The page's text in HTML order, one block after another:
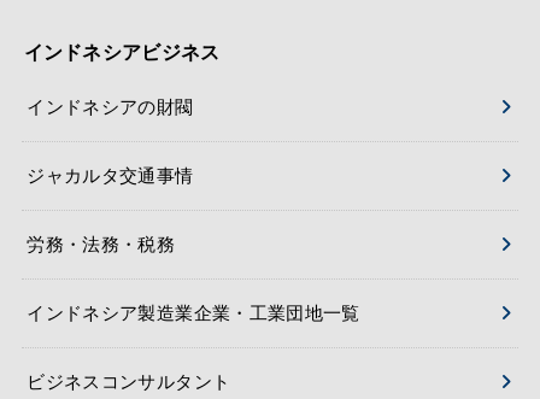
インドネシアビジネス
インドネシアの財閥
ジャカルタ交通事情
労務・法務・税務
インドネシア製造業企業・工業団地一覧
ビジネスコンサルタント